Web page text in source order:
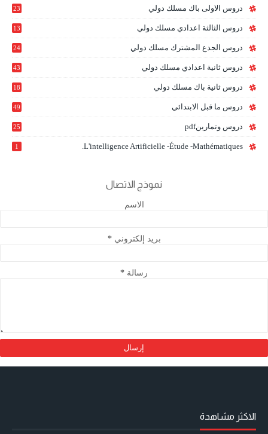
دروس الاولى باك مسلك دولي
23
دروس الثالثة اعدادي مسلك دولي
13
دروس الجدع المشترك مسلك دولي
24
دروس ثانية اعدادي مسلك دولي 43
دروس ثانية باك مسلك دولي
18
دروس ما قبل الابتدائي 49
دروس وتمارينpdf 25
L'intelligence Artificielle -étude -mathématiques.
1
نموذج الاتصال
الاسم
بريد إلكتروني*
رسالة *
الاكثر مشاهدة